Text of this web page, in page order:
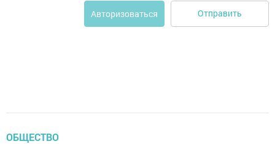
Авторизоваться Отправить
ОБЩЕСТВО